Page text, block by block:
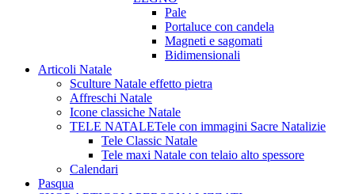
Pale
Portaluce con candela
Magneti e sagomati
Bidimensionali
Articoli Natale
Sculture Natale effetto pietra
Affreschi Natale
Icone classiche Natale
TELE NATALETele con immagini Sacre Natalizie
Tele Classic Natale
Tele maxi Natale con telaio alto spessore
Calendari
Pasqua